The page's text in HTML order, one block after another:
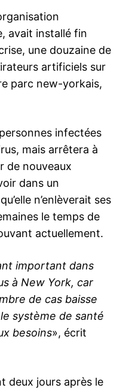
avait installé fin
une douzaine de
artificiels sur
parc new-yorkais,
infectées
mais arrêtera à
de nouveaux
dans un
n’enlèverait ses
le temps de
actuellement.
important dans
à New York, car
de cas baisse
système de santé
besoins», écrit
deux jours après le